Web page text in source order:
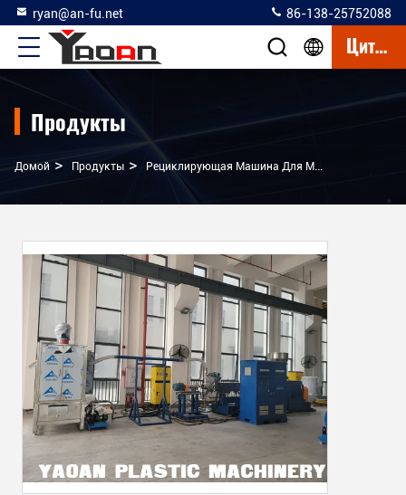
ryan@an-fu.net 86-138-25752088
Цитата
Продукты
Домой > Продукты > Рециклирующая Машина Для Мытья И Пеллетки